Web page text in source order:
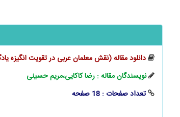
دانلود مقاله (نقش معلمان عربی در تقویت انگیزه
نویسندگان مقاله : رضا کاکایی،مریم حسینی
تعداد صفحات : 18 صفحه